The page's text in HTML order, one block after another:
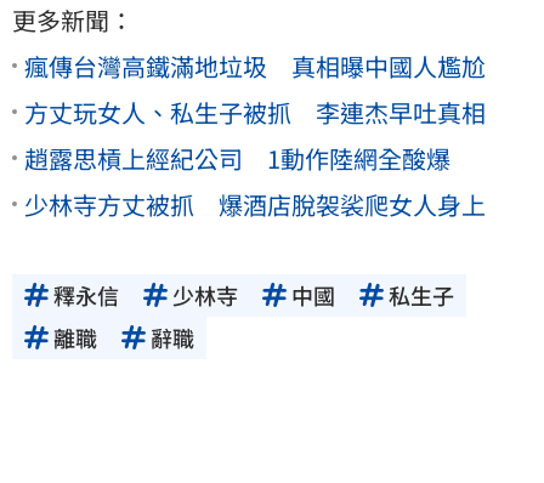
更多新聞：
瘋傳台灣高鐵滿地垃圾 真相曝中國人尷尬
方丈玩女人、私生子被抓 李連杰早吐真相
趙露思槓上經紀公司 1動作陸網全酸爆
少林寺方丈被抓 爆酒店脫袈裟爬女人身上
釋永信 少林寺 中國
私生子
離職
辭職